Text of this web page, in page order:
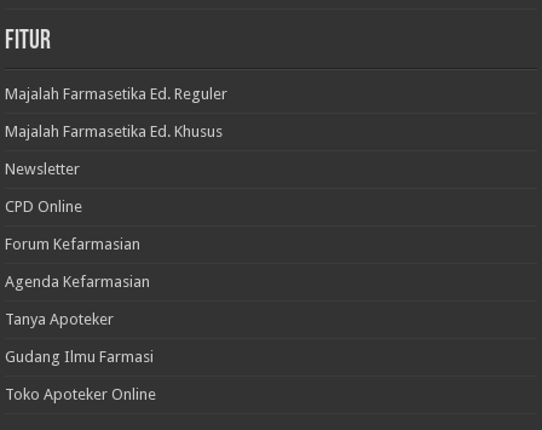
Fitur
Majalah Farmasetika Ed. Reguler
Majalah Farmasetika Ed. Khusus
Newsletter
CPD Online
Forum Kefarmasian
Agenda Kefarmasian
Tanya Apoteker
Gudang Ilmu Farmasi
Toko Apoteker Online